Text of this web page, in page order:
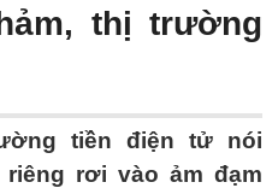
thị trường
tiền điện tử nói
rơi vào ảm đạm